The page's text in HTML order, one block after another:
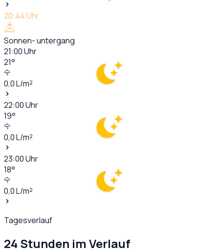
20:44Uhr
Sonnen- untergang
21:00Uhr
21°
0,0L/m²
22:00Uhr
19°
0,0L/m²
23:00Uhr
18°
0,0L/m²
Tagesverlauf
24 Stunden im Verlauf